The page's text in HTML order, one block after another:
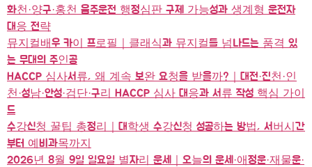
화천·양구·홍천 음주운전 행정심판 구제 가능성과 생계형 운전자
대응 전략
뮤지컬배우 카이 프로필｜클래식과 뮤지컬를 넘나드는 품격 있
는 무대의 주인공
HACCP 심사서류, 왜 계속 보완 요청을 받을까?｜대전·진천·인
천·성남·안성·검단·구리 HACCP 심사 대응과 서류 작성 핵심 가이
드
수강신청 꿀팁 총정리｜대학생 수강신청 성공하는 방법, 서버시간
부터 예비과목까지
2026년 8월 9일 일요일 별자리 운세｜오늘의 운세·애정운·재물운·